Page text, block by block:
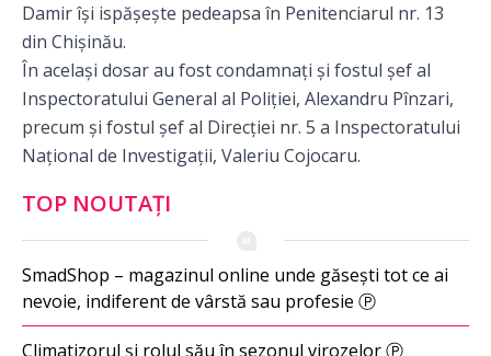
Damir își ispășește pedeapsa în Penitenciarul nr. 13
din Chișinău.
În același dosar au fost condamnați și fostul șef al
Inspectoratului General al Poliției, Alexandru Pînzari,
precum și fostul șef al Direcției nr. 5 a Inspectoratului
Național de Investigații, Valeriu Cojocaru.
TOP NOUTAȚI
SmadShop – magazinul online unde găsești tot ce ai
nevoie, indiferent de vârstă sau profesie Ⓟ
Climatizorul și rolul său în sezonul virozelor Ⓟ